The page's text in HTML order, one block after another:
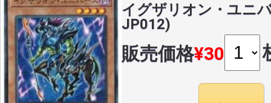
イグザリオン・ユニ
JP012)
販売価格¥30